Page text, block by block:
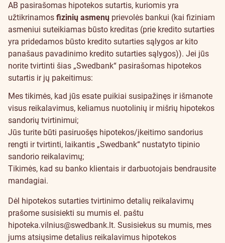
AB pasirašomas hipotekos sutartis, kuriomis yra
užtikrinamos fizinių asmenų prievolės bankui (kai fiziniam
asmeniui suteikiamas būsto kreditas (prie kredito sutarties
yra pridedamos būsto kredito sutarties sąlygos ar kito
panašaus pavadinimo kredito sutarties sąlygos)). Jei jūs
norite tvirtinti šias „Swedbank“ pasirašomas hipotekos
sutartis ir jų pakeitimus:
Mes tikimės, kad jūs esate puikiai susipažinęs ir išmanote
visus reikalavimus, keliamus nuotolinių ir mišrių hipotekos
sandorių tvirtinimui;
Jūs turite būti pasiruošęs hipotekos/įkeitimo sandorius
rengti ir tvirtinti, laikantis „Swedbank“ nustatyto tipinio
sandorio reikalavimų;
Tikimės, kad su banko klientais ir darbuotojais bendrausite
mandagiai.
Dėl hipotekos sutarties tvirtinimo detalių reikalavimų
prašome susisiekti su mumis el. paštu
hipoteka.vilnius@swedbank.lt. Susisiekus su mumis, mes
jums atsiųsime detalius reikalavimus hipotekos